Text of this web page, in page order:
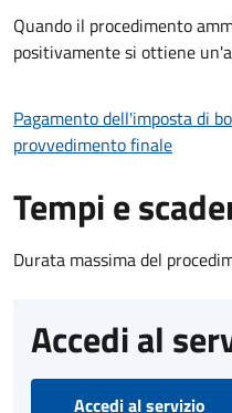
Quando il procedimento
positivamente si ottiene
Pagamento dell'imposta di
provvedimento finale
Tempi e
Durata massima del
Accedi al
Accedi al servizio